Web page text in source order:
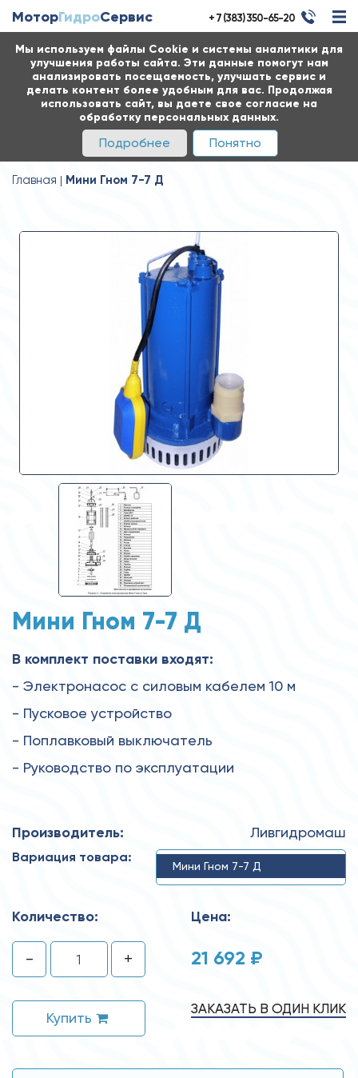
Мы используем файлы Cookie и системы аналитики для
улучшения работы сайта. Эти данные помогут нам
анализировать посещаемость, улучшать сервис и
делать контент более удобным для вас. Продолжая
использовать сайт, вы даете свое согласие на
обработку персональных данных.
Подробнее Понятно
МоторГидроСервис + 7 (383) 350-65-20
Главная Мини Гном 7-7 Д
Мини Гном 7-7 Д
В комплект поставки входят:
- Электронасос с силовым кабелем 10 м
- Пусковое устройство
- Поплавковый выключатель
- Руководство по эксплуатации
Производитель: Ливгидромаш
Вариация товара:
Мини Гном 7-7 Д
Количество:
- +
Купить
Цена:
21 692 ₽
ЗАКАЗАТЬ В ОДИН КЛИК